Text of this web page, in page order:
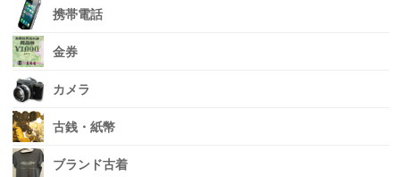
携帯電話
金券
カメラ
古銭・紙幣
ブランド古着